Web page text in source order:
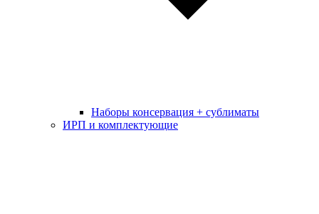
Наборы консервация + сублиматы
ИРП и комплектующие